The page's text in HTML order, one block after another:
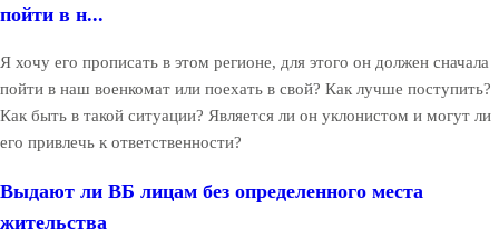
пойти в н...
Я хочу его прописать в этом регионе, для этого он должен сначала
пойти в наш военкомат или поехать в свой? Как лучше поступить?
Как быть в такой ситуации? Является ли он уклонистом и могут ли
его привлечь к ответственности?
Выдают ли ВБ лицам без определенного места
жительства